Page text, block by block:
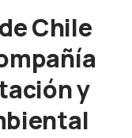
Chile
y